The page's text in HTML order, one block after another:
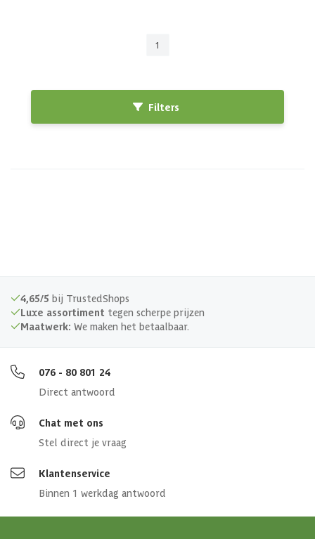
1
Filters
4,65/5 bij TrustedShops
Luxe assortiment tegen scherpe prijzen
Maatwerk: We maken het betaalbaar.
076 - 80 801 24
Direct antwoord
Chat met ons
Stel direct je vraag
Klantenservice
Binnen 1 werkdag antwoord